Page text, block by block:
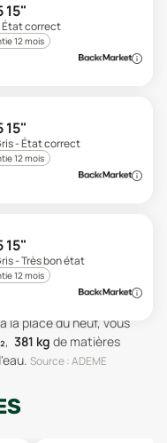
15"
État correct
12 mois
15"
- État correct
12 mois
15"
- Très bon état
12 mois
la place du neuf, vous
, 381 kg de matières
. Source : ADEME